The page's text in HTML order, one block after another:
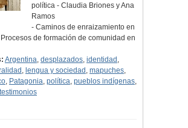
política - Claudia Briones y Ana
Ramos
- Caminos de enraizamiento en
Procesos de formación de comunidad en
Argentina, desplazados, identidad ,
, lengua y sociedad , mapuches,
, Patagonia, política, pueblos indígenas,
testimonios